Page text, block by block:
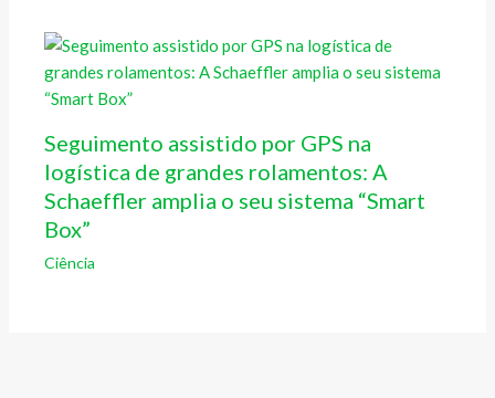
Seguimento assistido por GPS na
logística de grandes rolamentos: A
Schaeffler amplia o seu sistema “Smart
Box”
Ciência